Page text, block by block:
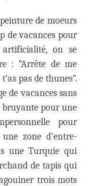
de moeurs
de vacances pour
on se
: “Arrête de me
pas de thunes”.
de vacances sans
bruyante pour une
pour
zone d’entre-
une Turquie qui
de tapis qui
trois mots